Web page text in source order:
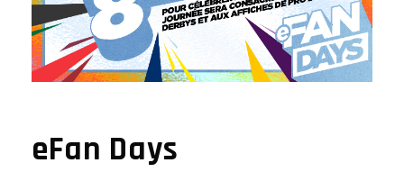
eFan Days